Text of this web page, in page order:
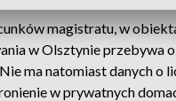
magistratu, w
w Olsztynie przebywa
ma natomiast danych o
w prywatnych